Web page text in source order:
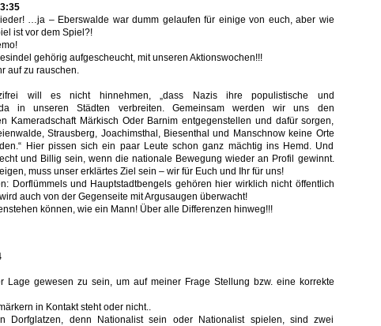
…ja – Eberswalde war dumm gelaufen für einige von euch, aber wie
ist vor dem Spiel?!
gehörig aufgescheucht, mit unseren Aktionswochen!!!
auf zu rauschen.
will es nicht hinnehmen, „dass Nazis ihre populistische und
in unseren Städten verbreiten. Gemeinsam werden wir uns den
Kameradschaft Märkisch Oder Barnim entgegenstellen und dafür sorgen,
Strausberg, Joachimsthal, Biesenthal und Manschnow keine Orte
Hier pissen sich ein paar Leute schon ganz mächtig ins Hemd. Und
und Billig sein, wenn die nationale Bewegung wieder an Profil gewinnt.
muss unser erklärtes Ziel sein – wir für Euch und Ihr für uns!
Dorflümmels und Hauptstadtbengels gehören hier wirklich nicht öffentlich
auch von der Gegenseite mit Argusaugen überwacht!
können, wie ein Mann! Über alle Differenzen hinweg!!!
Lage gewesen zu sein, um auf meiner Frage Stellung bzw. eine korrekte
in Kontakt steht oder nicht..
denn Nationalist sein oder Nationalist spielen, sind zwei